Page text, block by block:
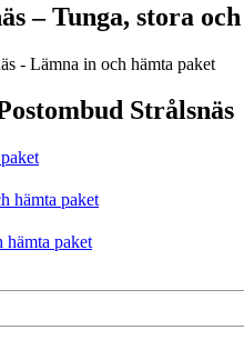
– Tunga, stora
Strålsnäs
hämta paket
paket